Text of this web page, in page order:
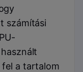
számítási
fel a tartalom